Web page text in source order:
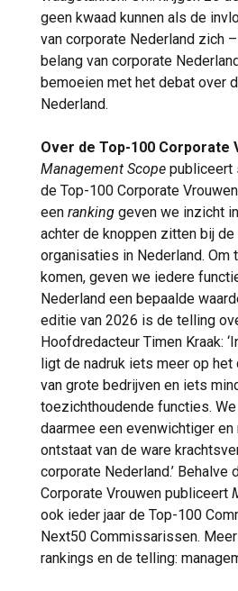
geen kwaad kunnen als de
van corporate Nederland zich
belang van corporate
bemoeien met het debat over
Nederland.
Over de Top-100 Corporate
Management Scope publiceert
de Top-100 Corporate
een ranking geven we inzicht
achter de knoppen zitten bij
organisaties in Nederland. Om
komen, geven we iedere
Nederland een bepaalde
editie van 2026 is de telling
Hoofdredacteur Timen Kraak:
ligt de nadruk iets meer op
van grote bedrijven en iets
toezichthoudende functies.
daarmee een evenwichtiger
ontstaat van de ware
corporate Nederland.’ Behalve
Corporate Vrouwen publiceert
ook ieder jaar de Top-100
Next50 Commissarissen.
rankings en de telling: